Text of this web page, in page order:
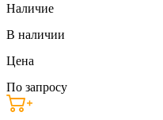
Наличие
В наличии
Цена
По запросу